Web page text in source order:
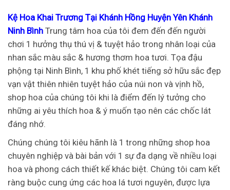
Kệ Hoa Khai Trương Tại Khánh Hồng Huyện Yên Khánh
Ninh Bình Trung tâm hoa của tôi đem đến đến người
chơi 1 hưởng thụ thú vị & tuyệt hảo trong nhân loại của
nhan sắc màu sắc & hương thơm hoa tươi. Tọa đậu
phộng tại Ninh Bình, 1 khu phố khét tiếng sở hữu sắc đẹp
vạn vật thiên nhiên tuyệt hảo của núi non và vịnh hồ,
shop hoa của chúng tôi khi là điểm đến lý tưởng cho
những ai yêu thích hoa & ý muốn tạo nên các chốc lát
đáng nhớ.
Chúng chúng tôi kiêu hãnh là 1 trong những shop hoa
chuyên nghiệp và bài bản với 1 sự đa dạng về nhiều loại
hoa và phong cách thiết kế khác biệt. Chúng tôi cam kết
ràng buộc cung ứng các hoa lá tươi nguyên, được lựa